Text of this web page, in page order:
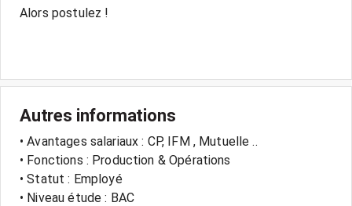
Alors postulez !
Autres informations
• Avantages salariaux : CP, IFM , Mutuelle ..
• Fonctions : Production & Opérations
• Statut : Employé
• Niveau étude : BAC